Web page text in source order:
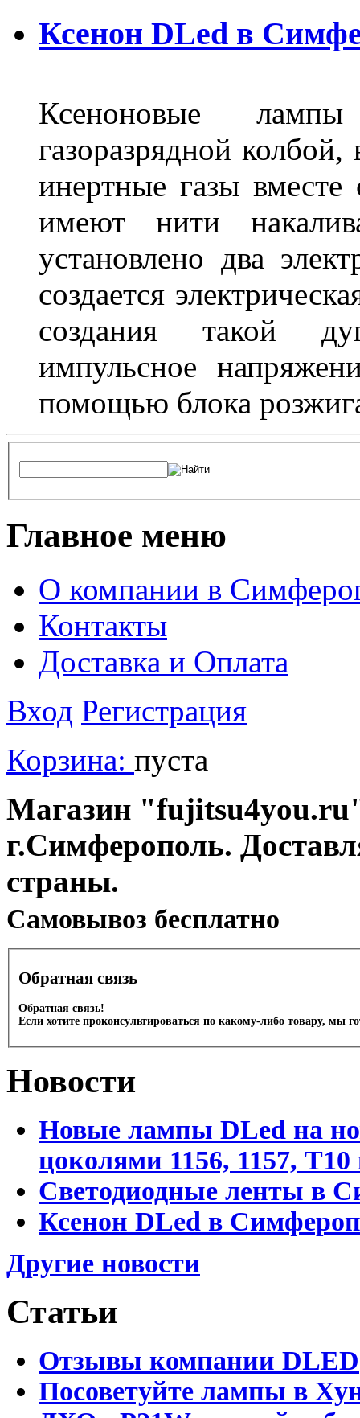
Ксенон DLed в
Ксеноновые
газоразрядной
инертные газы
имеют нити
установлено два
создается
создания такой
импульсное
помощью блока
Главное меню
О компании в
Контакты
Доставка и Оплата
Вход Регистрация
Корзина: пуста
Магазин
г.Симферополь.
страны.
Cамовывоз бесплатно
Обратная связь
Обратная связь!
Если хотите проконсультироваться по какому-либо товару, мы
Новости
Новые лампы DLed на
цоколями 1156, 1157,
Светодиодные ленты в
Ксенон DLed в
Другие новости
Статьи
Отзывы компании DLED
Посоветуйте лампы в